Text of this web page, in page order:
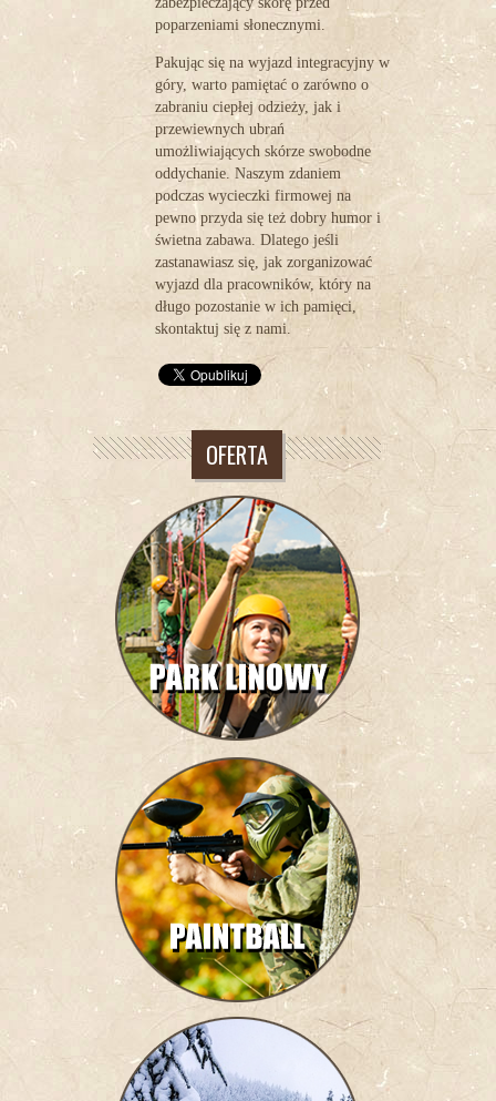
poparzeniami słonecznymi.
Pakując się na wyjazd integracyjny w
góry, warto pamiętać o zarówno o
zabraniu ciepłej odzieży, jak i
przewiewnych ubrań
umożliwiających skórze swobodne
oddychanie. Naszym zdaniem
podczas wycieczki firmowej na
pewno przyda się też dobry humor i
świetna zabawa. Dlatego jeśli
zastanawiasz się, jak zorganizować
wyjazd dla pracowników, który na
długo pozostanie w ich pamięci,
skontaktuj się z nami
OFERTA